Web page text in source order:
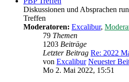
Diskussionen und Absprachen
Treffen
Moderatoren: Excalibur,
79 Themen
1203 Beiträge
Letzter Beitrag Re: 2022
von Excalibur Neuester
Mo 2. Mai 2022, 15:51